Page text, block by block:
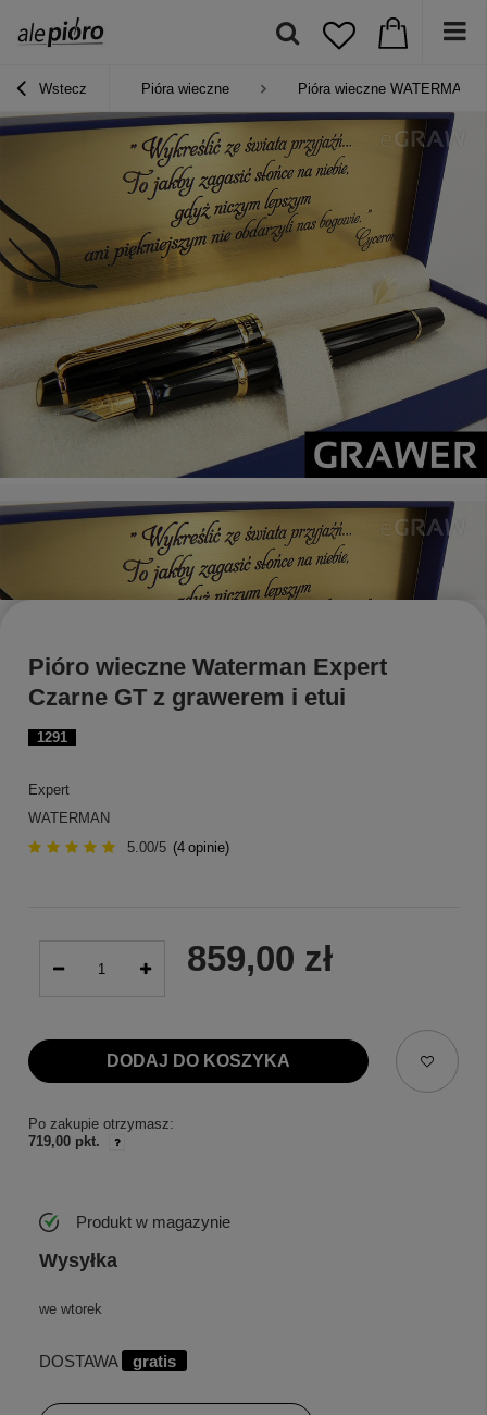
Wstecz Pióra wieczne Pióra wieczne WATERMAN
1291
Pióro wieczne Waterman Expert
Czarne GT z grawerem i etui
Expert
WATERMAN
5.00/5 (4 opinie)
859,00 zł
DODAJ DO KOSZYKA
Po zakupie otrzymasz:
719,00 pkt.
Produkt w magazynie
Wysyłka
we wtorek
DOSTAWA gratis